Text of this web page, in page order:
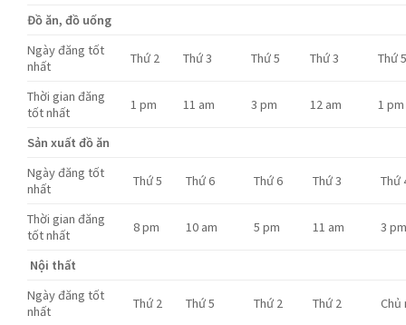
Đồ ăn, đồ uống
Ngày đăng tốt
nhất
Thứ 2 Thứ 3 Thứ 5 Thứ 3 Thứ
Thời gian đăng
tốt nhất
1 pm 11 am 3 pm 12 am 1 pm
Sản xuất đồ ăn
Ngày đăng tốt
nhất
Thứ 5 Thứ 6 Thứ 6 Thứ 3 Thứ
Thời gian đăng
tốt nhất
8 pm 10 am 5 pm 11 am 3
Nội thất
Ngày đăng tốt
nhất
Thứ 2 Thứ 5 Thứ 2 Thứ 2 Chủ